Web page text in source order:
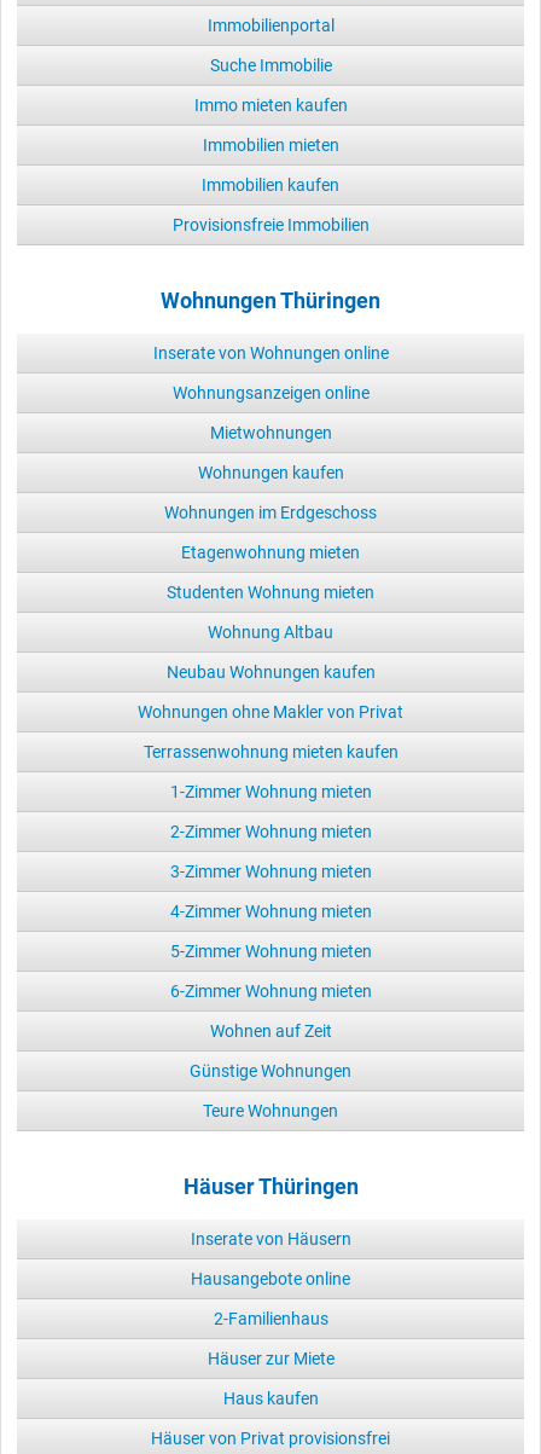
Immobilienportal
Suche Immobilie
Immo mieten kaufen
Immobilien mieten
Immobilien kaufen
Provisionsfreie Immobilien
Wohnungen Thüringen
Inserate von Wohnungen online
Wohnungsanzeigen online
Mietwohnungen
Wohnungen kaufen
Wohnungen im Erdgeschoss
Etagenwohnung mieten
Studenten Wohnung mieten
Wohnung Altbau
Neubau Wohnungen kaufen
Wohnungen ohne Makler von Privat
Terrassenwohnung mieten kaufen
1-Zimmer Wohnung mieten
2-Zimmer Wohnung mieten
3-Zimmer Wohnung mieten
4-Zimmer Wohnung mieten
5-Zimmer Wohnung mieten
6-Zimmer Wohnung mieten
Wohnen auf Zeit
Günstige Wohnungen
Teure Wohnungen
Häuser Thüringen
Inserate von Häusern
Hausangebote online
2-Familienhaus
Häuser zur Miete
Haus kaufen
Häuser von Privat provisionsfrei